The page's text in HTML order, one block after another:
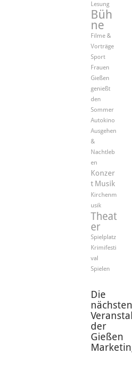
Lesung
Büh
ne
Filme &
Vorträge
Sport
Frauen
Gießen
genießt
den
Sommer
Autokino
Ausgehen
&
Nachtleb
en
Konzer
t Musik
Kirchenm
usik
Theat
er
Spielplatz
Krimifesti
val
Spielen
Die
nächsten
der
Gießen